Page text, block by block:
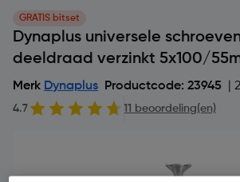
GRATIS bitset
Dynaplus universele
deeldraad verzinkt 5x100/
Merk Dynaplus Productcode: 23945 |
4.7 11 beoordeling(en)